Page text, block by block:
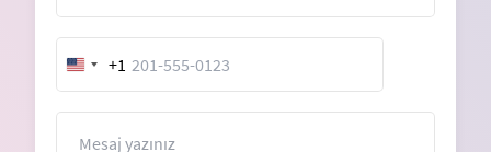
United
States
+1